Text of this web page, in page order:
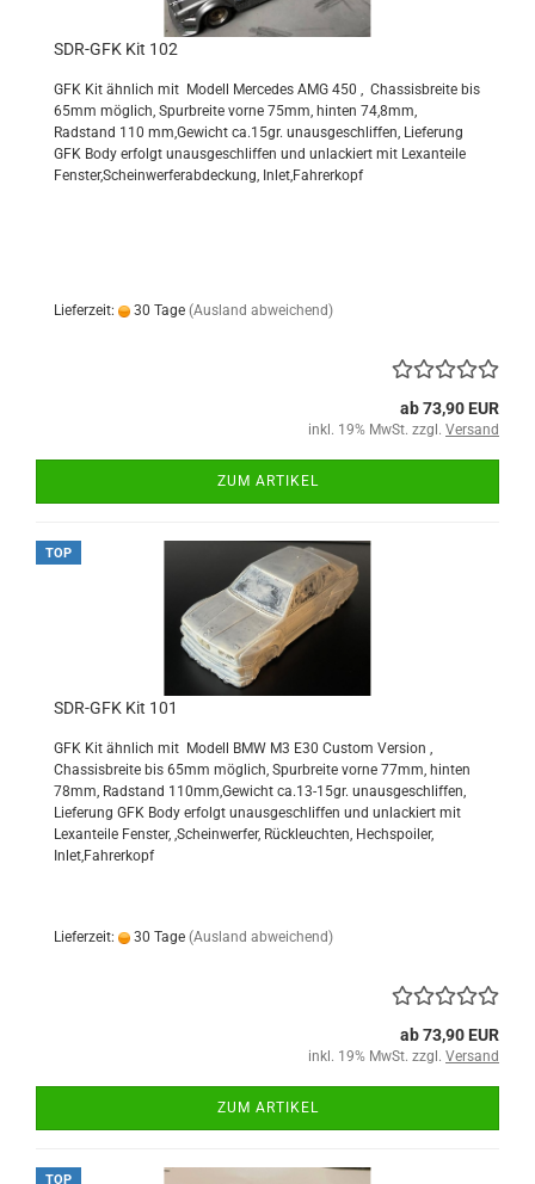
SDR-GFK Kit 102
GFK Kit ähnlich mit Modell Mercedes AMG 450 , Chassisbreite bis
65mm möglich, Spurbreite vorne 75mm, hinten 74,8mm,
Radstand 110 mm,Gewicht ca.15gr. unausgeschliffen, Lieferung
GFK Body erfolgt unausgeschliffen und unlackiert mit Lexanteile
Fenster,Scheinwerferabdeckung, Inlet,Fahrerkopf
Lieferzeit: 30 Tage (Ausland abweichend)
ab 73,90 EUR
inkl. 19% MwSt. zzgl. Versand
ZUM ARTIKEL
TOP
SDR-GFK Kit 101
GFK Kit ähnlich mit Modell BMW M3 E30 Custom Version ,
Chassisbreite bis 65mm möglich, Spurbreite vorne 77mm, hinten
78mm, Radstand 110mm,Gewicht ca.13-15gr. unausgeschliffen,
Lieferung GFK Body erfolgt unausgeschliffen und unlackiert mit
Lexanteile Fenster, ,Scheinwerfer, Rückleuchten, Hechspoiler,
Inlet,Fahrerkopf
Lieferzeit: 30 Tage (Ausland abweichend)
ab 73,90 EUR
inkl. 19% MwSt. zzgl. Versand
ZUM ARTIKEL
TOP